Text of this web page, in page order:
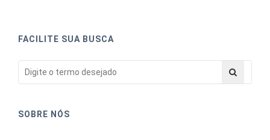
FACILITE SUA BUSCA
SOBRE NÓS